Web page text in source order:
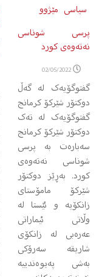
سیاسی مێژوو
پرسی شوناسی
نەتەوەی کورد
02/05/2022
گفتوگۆیه‌ک له‌ گەڵ
دوکتۆر شێرکۆ کرمانج
گفتوگۆیه‌ک له‌ ته‌ک
دوکتۆر شێرکۆ کرمانج
سه‌باره‌ت به‌ پرسی
شوناسی نه‌ته‌وه‌ی
کورد. به‌ڕێز دوکتۆر
شێرکۆ مامۆستای
زانکۆیه‌ و ئێستا له‌
وڵاتی ئیماراتی
عه‌ره‌بی له‌ زانکۆی
شاریقە سەرۆکی
به‌شی په‌یوه‌ندییه‌